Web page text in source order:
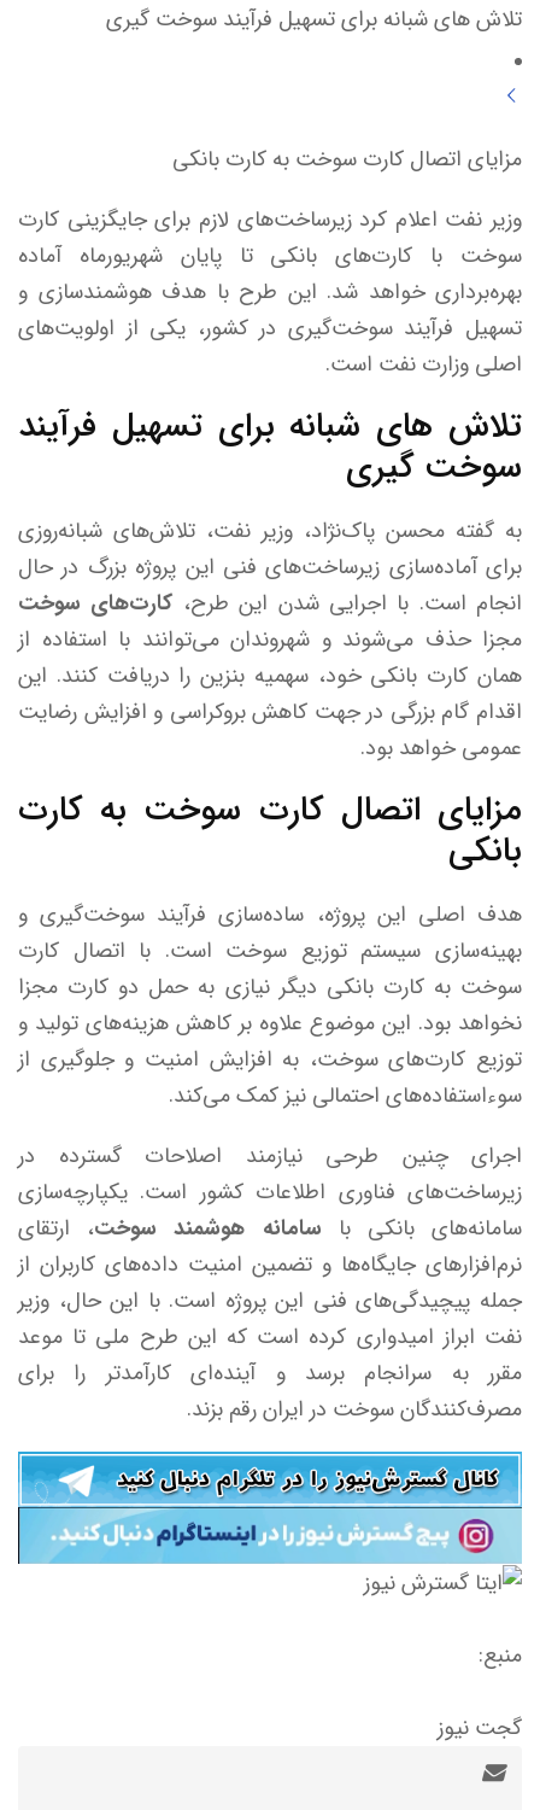
تلاش های شبانه برای تسهیل فرآیند سوخت گیری
مزایای اتصال کارت سوخت به کارت بانکی
وزیر نفت اعلام کرد زیرساخت‌های لازم برای جایگزینی کارت
سوخت با کارت‌های بانکی تا پایان شهریورماه آماده
بهره‌برداری خواهد شد. این طرح با هدف هوشمندسازی و
تسهیل فرآیند سوخت‌گیری در کشور، یکی از اولویت‌های
اصلی وزارت نفت است.
تلاش های شبانه برای تسهیل فرآیند
سوخت گیری
به گفته محسن پاک‌نژاد، وزیر نفت، تلاش‌های شبانه‌روزی
برای آماده‌سازی زیرساخت‌های فنی این پروژه بزرگ در حال
انجام است. با اجرایی شدن این طرح، کارت‌های سوخت
مجزا حذف می‌شوند و شهروندان می‌توانند با استفاده از
همان کارت بانکی خود، سهمیه بنزین را دریافت کنند. این
اقدام گام بزرگی در جهت کاهش بروکراسی و افزایش رضایت
عمومی خواهد بود.
مزایای اتصال کارت سوخت به کارت
بانکی
هدف اصلی این پروژه، ساده‌سازی فرآیند سوخت‌گیری و
بهینه‌سازی سیستم توزیع سوخت است. با اتصال کارت
سوخت به کارت بانکی دیگر نیازی به حمل دو کارت مجزا
نخواهد بود. این موضوع علاوه بر کاهش هزینه‌های تولید و
توزیع کارت‌های سوخت، به افزایش امنیت و جلوگیری از
سوءاستفاده‌های احتمالی نیز کمک می‌کند.
اجرای چنین طرحی نیازمند اصلاحات گسترده در
زیرساخت‌های فناوری اطلاعات کشور است. یکپارچه‌سازی
سامانه‌های بانکی با سامانه هوشمند سوخت، ارتقای
نرم‌افزارهای جایگاه‌ها و تضمین امنیت داده‌های کاربران از
جمله پیچیدگی‌های فنی این پروژه است. با این حال، وزیر
نفت ابراز امیدواری کرده است که این طرح ملی تا موعد
مقرر به سرانجام برسد و آینده‌ای کارآمدتر را برای
مصرف‌کنندگان سوخت در ایران رقم بزند.
منبع:
گجت نیوز